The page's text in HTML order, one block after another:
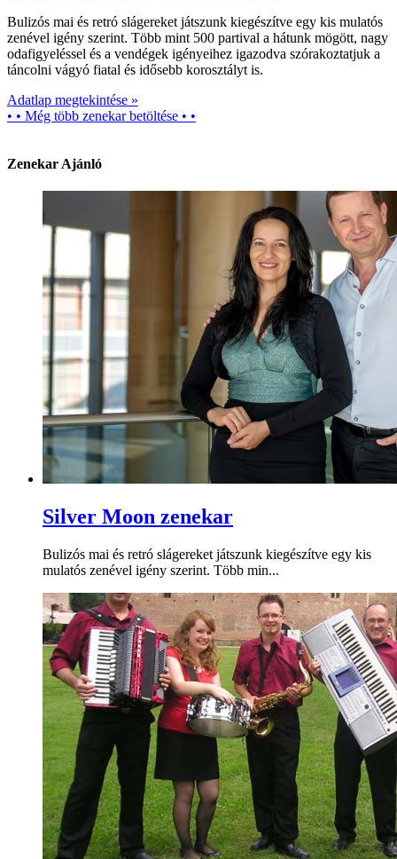
Bulizós mai és retró slágereket játszunk kiegészítve egy kis mulatós
zenével igény szerint. Több mint 500 partival a hátunk mögött, nagy
odafigyeléssel és a vendégek igényeihez igazodva szórakoztatjuk a
táncolni vágyó fiatal és idősebb korosztályt is.
Adatlap megtekintése »
• • Még több zenekar betöltése • •
Zenekar Ajánló
Silver Moon zenekar
Bulizós mai és retró slágereket játszunk kiegészítve egy kis
mulatós zenével igény szerint. Több min...